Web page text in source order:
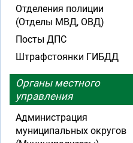
Отделения полиции
(Отделы МВД, ОВД)
Посты ДПС
Штрафстоянки ГИБДД
Органы местного
управления
Администрация
муниципальных округов